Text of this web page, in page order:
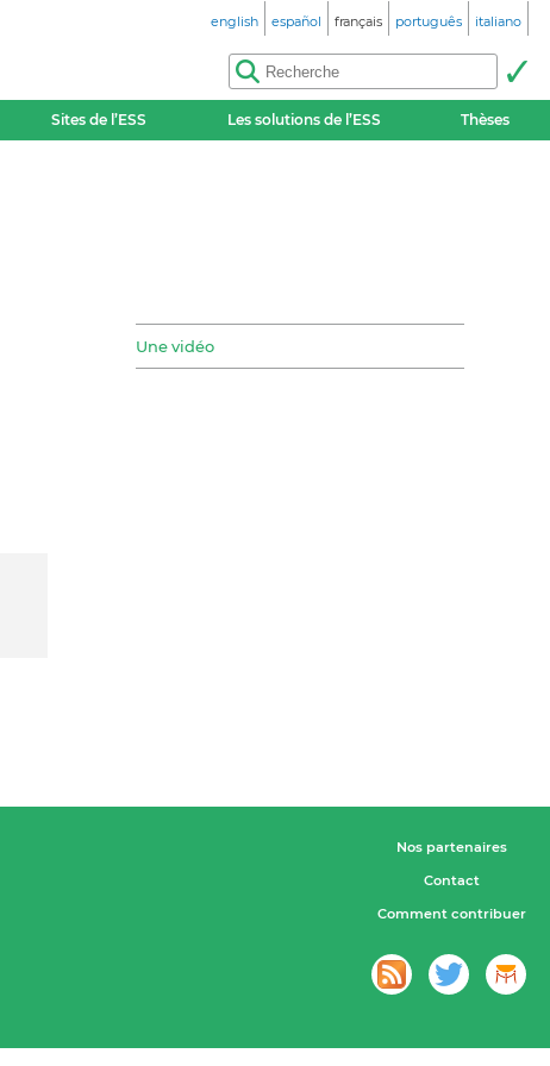
english español français português italiano
Sites de l’ESS Les solutions de l’ESS Thèses
Une vidéo
Nos partenaires
Contact
Comment contribuer